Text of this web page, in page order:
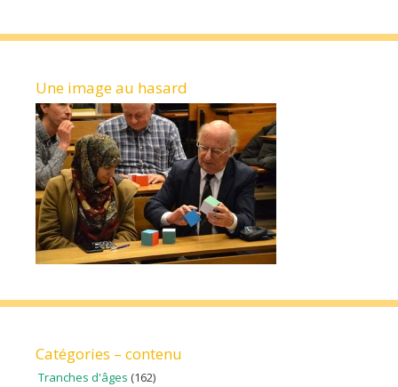
Une image au hasard
Catégories – contenu
Tranches d'âges (162)